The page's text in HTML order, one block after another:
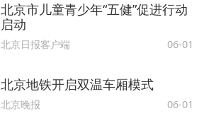
北京市儿童青少年“五健”促进行动
启动
北京日报客户端 06-01
北京地铁开启双温车厢模式
北京晚报 06-01